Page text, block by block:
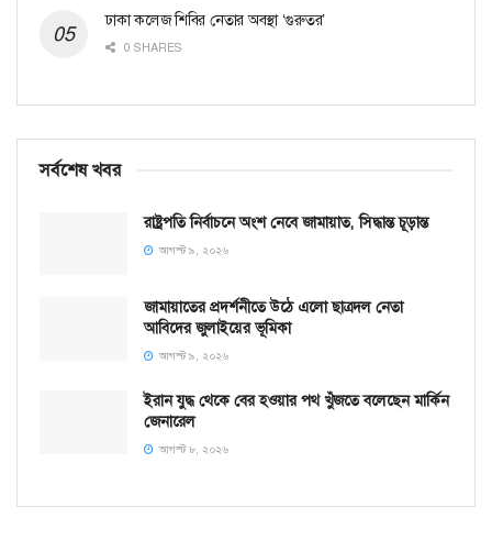
ঢাকা কলেজ শিবির নেতার অবস্থা ‘গুরুতর’
0 SHARES
সর্বশেষ খবর
রাষ্ট্রপতি নির্বাচনে অংশ নেবে জামায়াত, সিদ্ধান্ত চূড়ান্ত
আগস্ট ৯, ২০২৬
জামায়াতের প্রদর্শনীতে উঠে এলো ছাত্রদল নেতা
আবিদের জুলাইয়ের ভূমিকা
আগস্ট ৯, ২০২৬
ইরান যুদ্ধ থেকে বের হওয়ার পথ খুঁজতে বলেছেন মার্কিন
জেনারেল
আগস্ট ৮, ২০২৬